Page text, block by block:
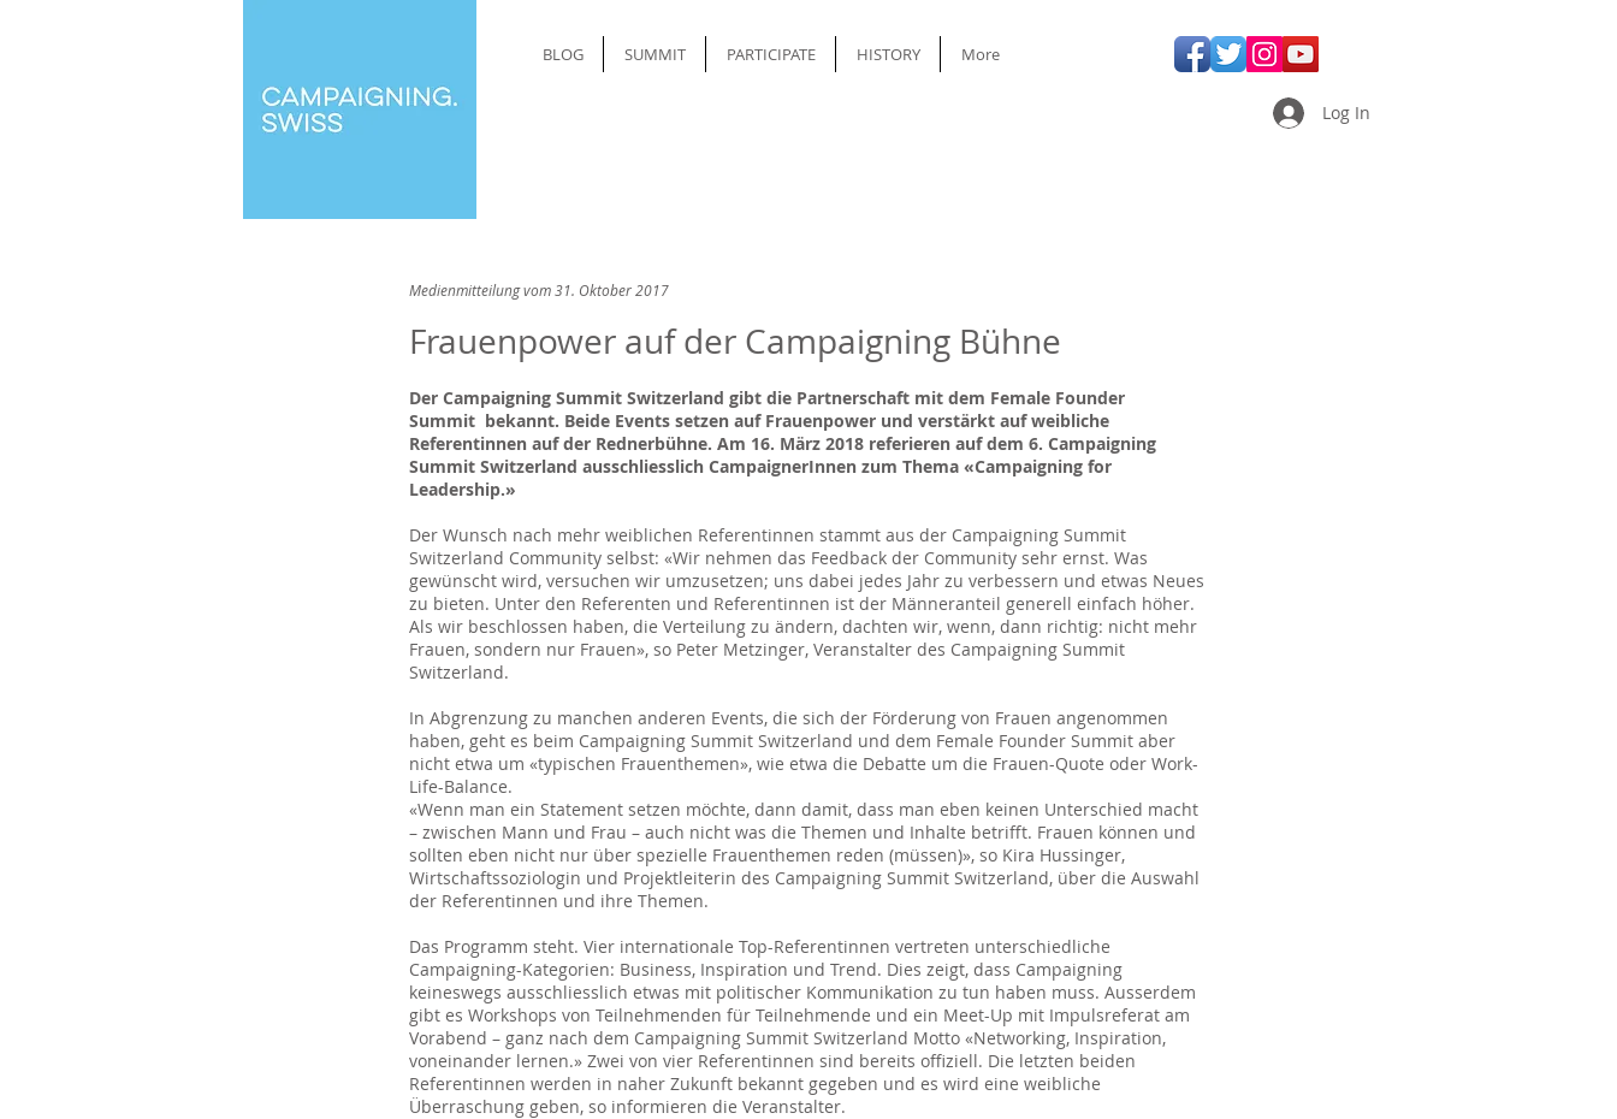
BLOG SUMMIT PARTICIPATE HISTORY More
Log In
Medienmitteilung vom 31. Oktober 2017
Frauenpower auf der Campaigning Bühne
Der Campaigning Summit Switzerland gibt die Partnerschaft mit dem Female Founder
Summit bekannt. Beide Events setzen auf Frauenpower und verstärkt auf weibliche
Referentinnen auf der Rednerbühne. Am 16. März 2018 referieren auf dem 6. Campaigning
Summit Switzerland ausschliesslich CampaignerInnen zum Thema «Campaigning for
Leadership.»
Der Wunsch nach mehr weiblichen Referentinnen stammt aus der Campaigning Summit
Switzerland Community selbst: «Wir nehmen das Feedback der Community sehr ernst. Was
gewünscht wird, versuchen wir umzusetzen; uns dabei jedes Jahr zu verbessern und etwas Neues
zu bieten. Unter den Referenten und Referentinnen ist der Männeranteil generell einfach höher.
Als wir beschlossen haben, die Verteilung zu ändern, dachten wir, wenn, dann richtig: nicht mehr
Frauen, sondern nur Frauen», so Peter Metzinger, Veranstalter des Campaigning Summit
Switzerland.
In Abgrenzung zu manchen anderen Events, die sich der Förderung von Frauen angenommen
haben, geht es beim Campaigning Summit Switzerland und dem Female Founder Summit aber
nicht etwa um «typischen Frauenthemen», wie etwa die Debatte um die Frauen-Quote oder Work-
Life-Balance.
«Wenn man ein Statement setzen möchte, dann damit, dass man eben keinen Unterschied macht
– zwischen Mann und Frau – auch nicht was die Themen und Inhalte betrifft. Frauen können und
sollten eben nicht nur über spezielle Frauenthemen reden (müssen)», so Kira Hussinger,
Wirtschaftssoziologin und Projektleiterin des Campaigning Summit Switzerland, über die Auswahl
der Referentinnen und ihre Themen.
Das Programm steht. Vier internationale Top-Referentinnen vertreten unterschiedliche
Campaigning-Kategorien: Business, Inspiration und Trend. Dies zeigt, dass Campaigning
keineswegs ausschliesslich etwas mit politischer Kommunikation zu tun haben muss. Ausserdem
gibt es Workshops von Teilnehmenden für Teilnehmende und ein Meet-Up mit Impulsreferat am
Vorabend – ganz nach dem Campaigning Summit Switzerland Motto «Networking, Inspiration,
voneinander lernen.» Zwei von vier Referentinnen sind bereits offiziell. Die letzten beiden
Referentinnen werden in naher Zukunft bekannt gegeben und es wird eine weibliche
Überraschung geben, so informieren die Veranstalter.